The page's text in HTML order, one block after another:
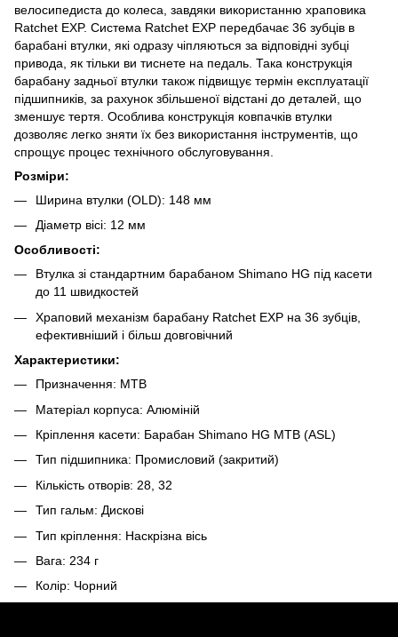
велосипедиста до колеса, завдяки використанню храповика
Ratchet EXP. Система Ratchet EXP передбачає 36 зубців в
барабані втулки, які одразу чіпляються за відповідні зубці
привода, як тільки ви тиснете на педаль. Така конструкція
барабану задньої втулки також підвищує термін експлуатації
підшипників, за рахунок збільшеної відстані до деталей, що
зменшує тертя. Особлива конструкція ковпачків втулки
дозволяє легко зняти їх без використання інструментів, що
спрощує процес технічного обслуговування.
Розміри:
Ширина втулки (OLD): 148 мм
Діаметр вісі: 12 мм
Особливості:
Втулка зі стандартним барабаном Shimano HG під касети
до 11 швидкостей
Храповий механізм барабану Ratchet EXP на 36 зубців,
ефективніший і більш довговічний
Характеристики:
Призначення: MTB
Матеріал корпуса: Алюміній
Кріплення касети: Барабан Shimano HG MTB (ASL)
Тип підшипника: Промисловий (закритий)
Кількість отворів: 28, 32
Тип гальм: Дискові
Тип кріплення: Наскрізна вісь
Вага: 234 г
Колір: Чорний